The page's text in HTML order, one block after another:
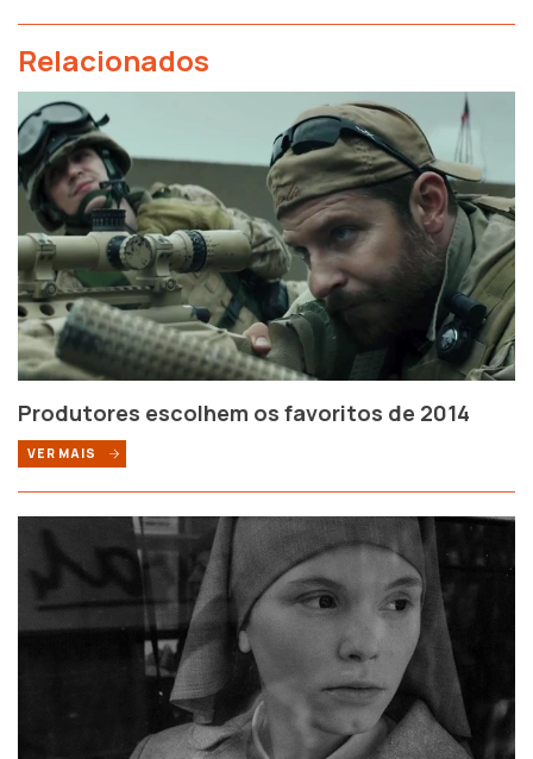
Relacionados
Produtores escolhem os favoritos de 2014
VER MAIS